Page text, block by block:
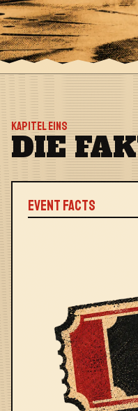
KAPITEL EINS
DIE
EVENT FACTS